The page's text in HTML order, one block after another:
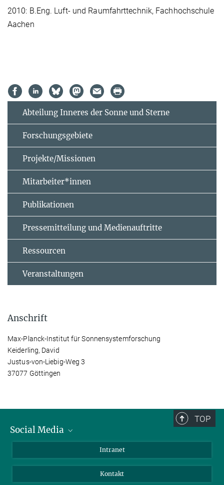
2010: B.Eng. Luft- und Raumfahrttechnik, Fachhochschule
Aachen
Abteilung Inneres der Sonne und Sterne
Forschungsgebiete
Projekte/Missionen
Mitarbeiter*innen
Publikationen
Pressemitteilung und Medienauftritte
Ressourcen
Veranstaltungen
Anschrift
Max-Planck-Institut für Sonnensystemforschung
Keiderling, David
Justus-von-Liebig-Weg 3
37077 Göttingen
TOP
Social Media
Facebook
Instagram
Intranet
Kontakt